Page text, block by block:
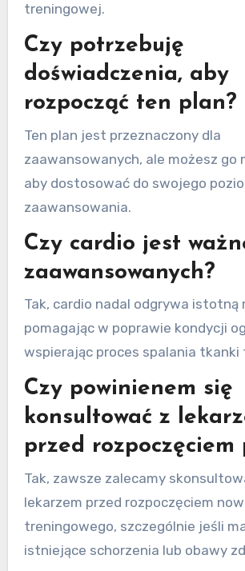
treningowej.
Czy potrzebuję
doświadczenia, aby
rozpocząć ten plan?
Ten plan jest przeznaczony dla
zaawansowanych, ale możesz go
aby dostosować do swojego
zaawansowania.
Czy cardio jest
zaawansowanych?
Tak, cardio nadal odgrywa istotną
pomagając w poprawie kondycji
wspierając proces spalania tkanki
Czy powinienem się
konsultować z
przed rozpoczęciem
Tak, zawsze zalecamy
lekarzem przed rozpoczęciem
treningowego, szczególnie jeśli
istniejące schorzenia lub obawy